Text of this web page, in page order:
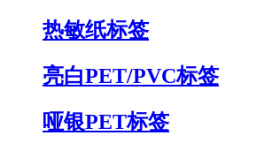
热敏纸标签
亮白PET/PVC标签
哑银PET标签